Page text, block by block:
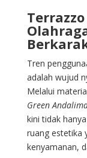
Tren
adalah wujud
Melalui
Green
kini tidak
ruang estetika
kenyamanan,